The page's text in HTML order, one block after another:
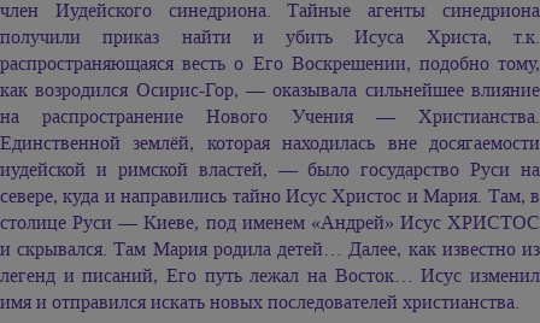
член Иудейского синедриона. Тайные агенты синедриона
получили приказ найти и убить Исуса Христа, т.к.
распространяющаяся весть о Его Воскрешении, подобно тому,
как возродился Осирис-Гор, — оказывала сильнейшее влияние
на распространение Нового Учения — Христианства.
Единственной землёй, которая находилась вне досягаемости
иудейской и римской властей, — было государство Руси на
севере, куда и направились тайно Исус Христос и Мария. Там, в
столице Руси — Киеве, под именем «Андрей» Исус ХРИСТОС
и скрывался. Там Мария родила детей…Далее, как известно из
легенд и писаний, Его путь лежал на Восток… Исус изменил
имя и отправился искать новых последователей христианства.